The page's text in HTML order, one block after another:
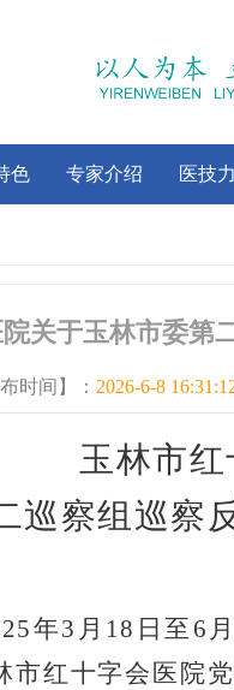
色 专家介绍 医技
关于玉林市委第
布时间】： 2026-6-8
玉林市
巡察组巡察
年3 月 18 日至 6 月
市红十字会医院